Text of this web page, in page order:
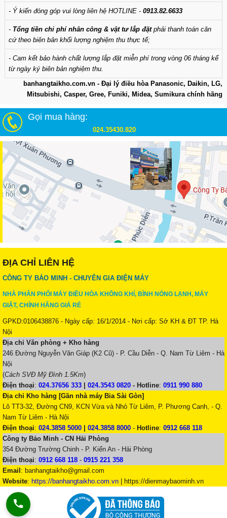
- Ý kiến đóng góp vui lòng liên hệ HOTLINE - 0913.82.6633
- Tổng tiền chi phí nhân công & vật tư lắp đặtphải thanh toán căn
cứ theo biên bản khối lượng nghiệm thu thực tế;
- Cam kết bảo hành chất lượng lắp đặt miễn phí trong vòng 06 tháng kể
từ ngày ký biên bản nghiệm thu.
banhangtaikho.com.vn - Đại lý điều hòa Panasonic, Daikin, LG,
Mitsubishi, Casper, Gree, Funiki, Midea, Sumikura chính hãng
Gọi mua hàng:
024.35430.820
ĐỊA CHỈ LIÊN HỆ
CÔNG TY BẢO MINH - CHUYÊN GIA ĐIỆN MÁY
NHÀ PHÂN PHỐI MÁY ĐIỀU HÒA KHÔNG KHÍ, BÌNH NÓNG LẠNH, MÁY
GIẶT, CHÍNH HÃNG GIÁ RẺ
GPKD:0106438876 - Ngày cấp: 16/1/2014 - Nơi cấp: Sở KH & ĐT TP. Hà
Nội
Địa chỉ Văn phòng + Kho hàng
246 Đường Nguyễn Văn Giáp (K2 Cũ) - P. Cầu Diễn - Q. Nam Từ Liêm - Hà
Nội
(Cách SVĐ Mỹ Đình 1.5Km)
Điện thoại: 024.37656 333 | 024.3543 0820 - Hotline: 0911 990 880
Địa chỉ Kho hàng [Gần nhà máy Bia Sài Gòn]
Lô TT3-32, Đường CN9, KCN Vừa và Nhỏ Từ Liêm, P. Phương Canh, - Q.
Nam Từ Liêm - Hà Nội
Điện thoại: 024.3858 5000 | 024.3858 8000 - Hotline: 0912 668 118
Công ty Bảo Minh - CN Hải Phòng
354 Đường Trường Chinh - P. Kiến An - Hải Phòng
Điện thoại: 0912 668 118 - 0915 221 358
Email: banhangtaikho@gmail.com
Website: https://banhangtaikho.com.vn | https://dienmaybaominh.vn